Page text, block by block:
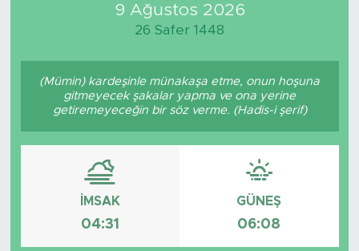
9 Ağustos 2026
26 Safer 1448
(Mümin) kardeşinle münakaşa etme, onun hoşuna
gitmeyecek şakalar yapma ve ona yerine
getiremeyeceğin bir söz verme. (Hadis-i şerif)
İMSAK
04:31
GÜNEŞ
06:08